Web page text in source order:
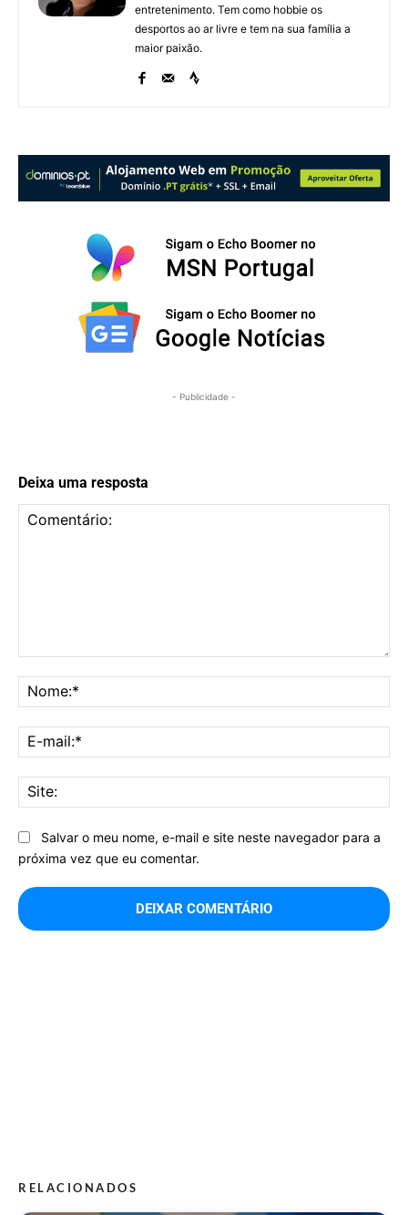
entretenimento. Tem como hobbie os
desportos ao ar livre e tem na sua família a
maior paixão.
- Publicidade -
Deixa uma resposta
Salvar o meu nome, e-mail e site neste navegador para a
próxima vez que eu comentar.
RELACIONADOS